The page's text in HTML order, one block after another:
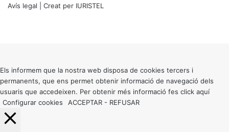
Avís legal | Creat per IURISTEL
button
Els informem que la nostra web disposa de cookies tercers i
permanents, que ens permet obtenir informació de navegació dels
usuaris que accedeixen. Per obtenir més informació fes click aquí
Configurar cookies
ACCEPTAR - REFUSAR